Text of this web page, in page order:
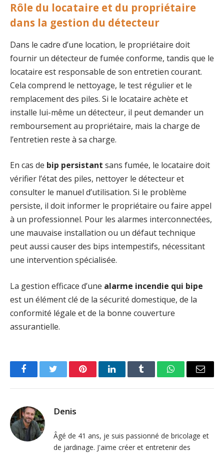
Rôle du locataire et du propriétaire
dans la gestion du détecteur
Dans le cadre d’une location, le propriétaire doit
fournir un détecteur de fumée conforme, tandis que le
locataire est responsable de son entretien courant.
Cela comprend le nettoyage, le test régulier et le
remplacement des piles. Si le locataire achète et
installe lui-même un détecteur, il peut demander un
remboursement au propriétaire, mais la charge de
l’entretien reste à sa charge.
En cas de bip persistant sans fumée, le locataire doit
vérifier l’état des piles, nettoyer le détecteur et
consulter le manuel d’utilisation. Si le problème
persiste, il doit informer le propriétaire ou faire appel
à un professionnel. Pour les alarmes interconnectées,
une mauvaise installation ou un défaut technique
peut aussi causer des bips intempestifs, nécessitant
une intervention spécialisée.
La gestion efficace d’une alarme incendie qui bipe
est un élément clé de la sécurité domestique, de la
conformité légale et de la bonne couverture
assurantielle.
FacebookTwitter PinterestLinkedInTumblr WhatsAppEmail
Denis
Âgé de 41 ans, je suis passionné de bricolage et
de jardinage. J'aime créer et entretenir des